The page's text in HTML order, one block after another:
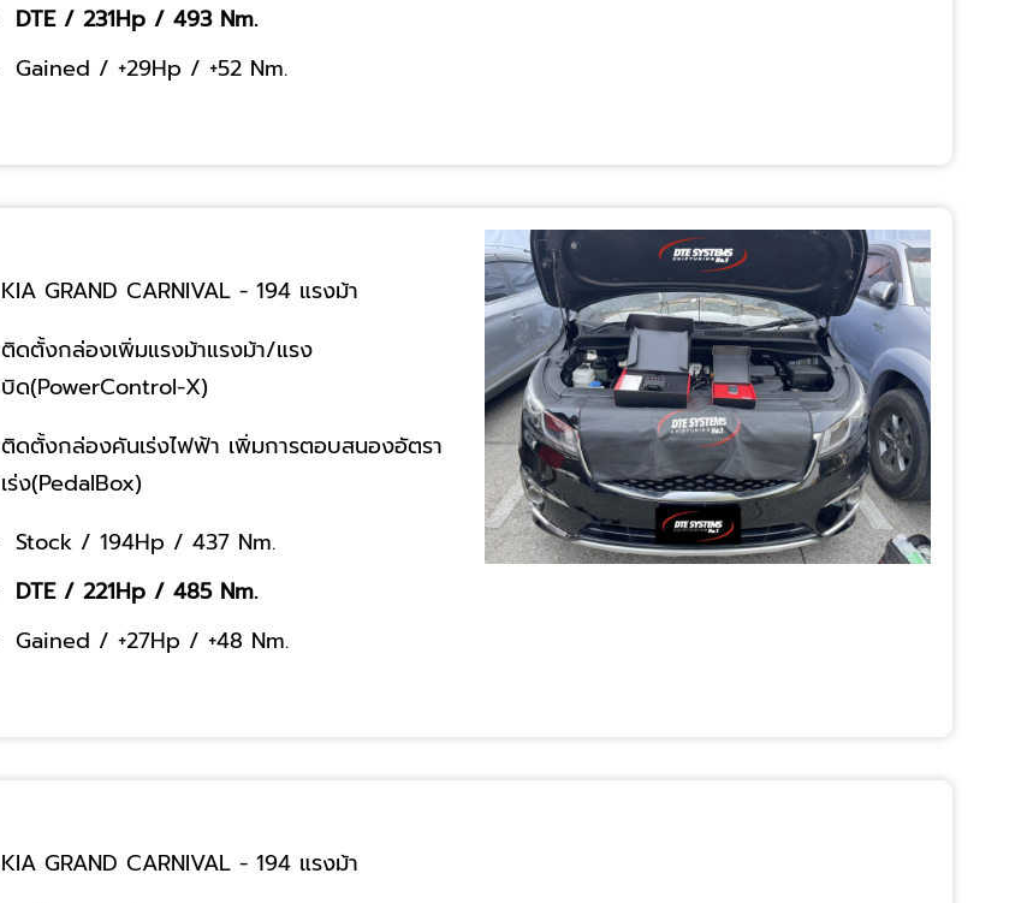
DTE / 231Hp / 493 Nm.
Gained / +29Hp / +52 Nm.
KIA GRAND CARNIVAL - 194 แรงม้า
ติดตั้งกล่องเพิ่มแรงม้าแรงม้า/แรง
บิด(PowerControl-X)
ติดตั้งกล่องคันเร่งไฟฟ้า เพิ่มการตอบสนองอัตรา
เร่ง(PedalBox)
Stock / 194Hp / 437 Nm.
DTE / 221Hp / 485 Nm.
Gained / +27Hp / +48 Nm.
KIA GRAND CARNIVAL - 194 แรงม้า